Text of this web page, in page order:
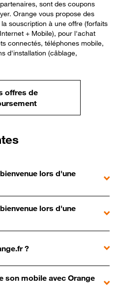
sont des coupons
Orange vous propose des
souscription à une offre (forfaits
+ Mobile), pour l'achat
connectés, téléphones mobile,
d'installation (câblage,
offres de
lors d'une
lors d'une
?
son mobile avec Orange